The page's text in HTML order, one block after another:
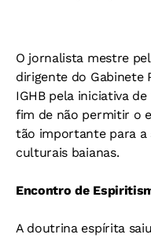
O jornalista mestre
dirigente do Gabinete
IGHB pela iniciativa
fim de não permitir o
tão importante para a
culturais baianas.
Encontro de
A doutrina espírita